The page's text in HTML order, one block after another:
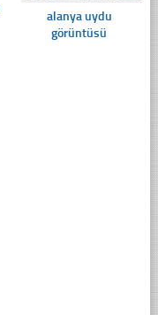
alanya uydu
görüntüsü